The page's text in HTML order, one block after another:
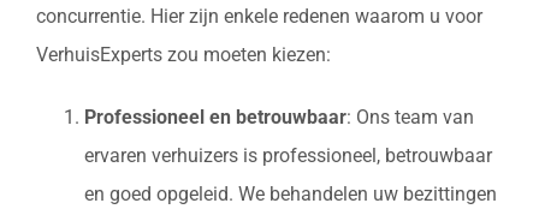
concurrentie. Hier zijn enkele redenen waarom u voor
VerhuisExperts zou moeten kiezen:
Professioneel en betrouwbaar: Ons team van
ervaren verhuizers is professioneel, betrouwbaar
en goed opgeleid. We behandelen uw bezittingen